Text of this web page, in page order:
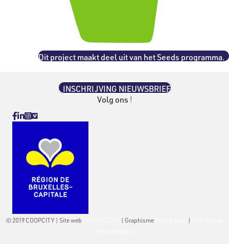
Dit project maakt deel uit van het Seeds programma.
INSCHRIJVING NIEUWSBRIEF
Volg ons !
Facebook
Linkedin
Instagram
Vimeo
© 2019 COOPCITY | Site web | Graphisme |